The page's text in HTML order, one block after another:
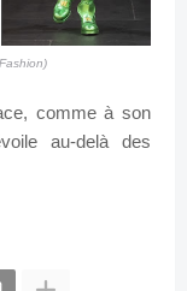
comme à son
au-delà des